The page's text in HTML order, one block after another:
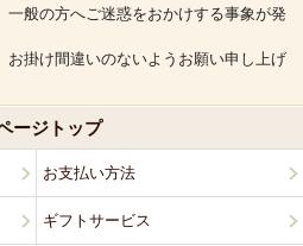
一般の方へご迷惑をおかけする事象が発
お掛け間違いのないようお願い申し上げ
ージトップ
お支払い方法
ギフトサービス